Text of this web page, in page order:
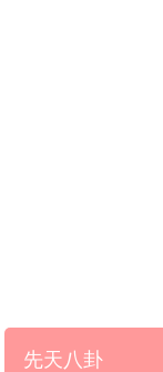
先天八卦